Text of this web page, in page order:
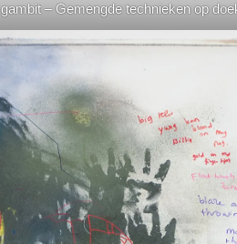
gambit – Gemengde technieken op